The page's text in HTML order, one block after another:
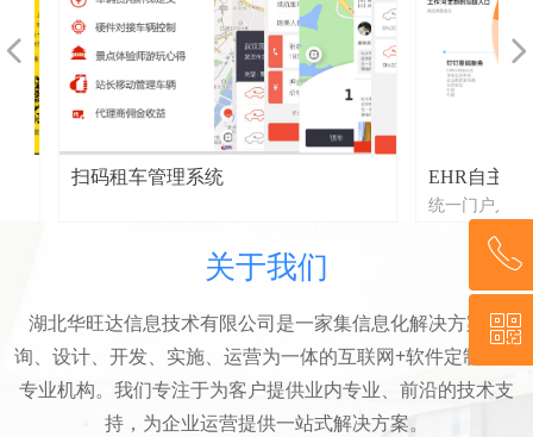
关于我们
湖北华旺达信息技术有限公司是一家集信息化解决方案咨
询、设计、开发、实施、运营为一体的互联网+软件定制开发
专业机构。我们专注于为客户提供业内专业、前沿的技术支
持，为企业运营提供一站式解决方案。
扫码租车管理系统 EHR自主门户
统一门户入口和
式，无论是通过
捷的接入到企业
以容纳企业内应
邮、钉盘、电话
等，满足企业内
通能力对外开放
用中心提供了大
审批流、考勤、
넳 넲
ꂅ
陈 13638667265
ꀥ
微信二维码